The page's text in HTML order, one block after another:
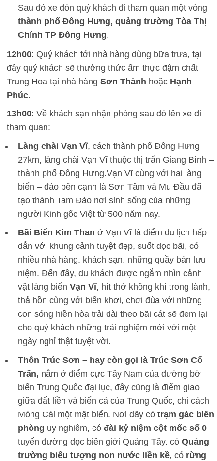
Sau đó xe đón quý khách đi tham quan một vòng
thành phố Đông Hưng, quảng trường Tòa Thị
Chính TP Đông Hưng.
12h00: Quý khách tới nhà hàng dùng bữa trưa, tại
đây quý khách sẽ thưởng thức ẩm thực đậm chất
Trung Hoa tại nhà hàng Sơn Thành hoặcHạnh
Phúc.
13h00: Về khách sạn nhận phòng sau đó lên xe đi
tham quan:
Làng chài Vạn Vĩ, cách thành phố Đông Hưng
27km, làng chài Vạn Vĩ thuộc thị trấn Giang Bình –
thành phố Đông Hưng.Vạn Vĩ cùng với hai làng
biển – đảo bên cạnh là Sơn Tâm và Mu Đầu đã
tạo thành Tam Đảo nơi sinh sống của những
người Kinh gốc Việt từ 500 năm nay.
Bãi Biển Kim Than ở Vạn Vĩ là điểm du lịch hấp
dẫn với khung cảnh tuyệt đẹp, suốt dọc bãi, có
nhiều nhà hàng, khách sạn, những quầy bán lưu
niệm. Đến đây, du khách được ngắm nhìn cảnh
vật làng biển Vạn Vĩ, hít thở không khí trong lành,
thả hồn cùng với biển khơi, chơi đùa với những
con sóng hiền hòa trải dài theo bãi cát sẽ đem lại
cho quý khách những trải nghiệm mới với một
ngày nghỉ thật tuyệt vời.
Thôn Trúc Sơn – hay còn gọi là Trúc Sơn Cổ
Trấn, nằm ở điểm cực Tây Nam của đường bờ
biển Trung Quốc đại lục, đây cũng là điểm giao
giữa đất liền và biển cả của Trung Quốc, chỉ cách
Móng Cái một mặt biển. Nơi đây có trạm gác biên
phòng uy nghiêm, có đài kỷ niệm cột mốc số 0
tuyến đường dọc biên giới Quảng Tây, có Quảng
trường biểu tượng non nước liền kề, có rừng